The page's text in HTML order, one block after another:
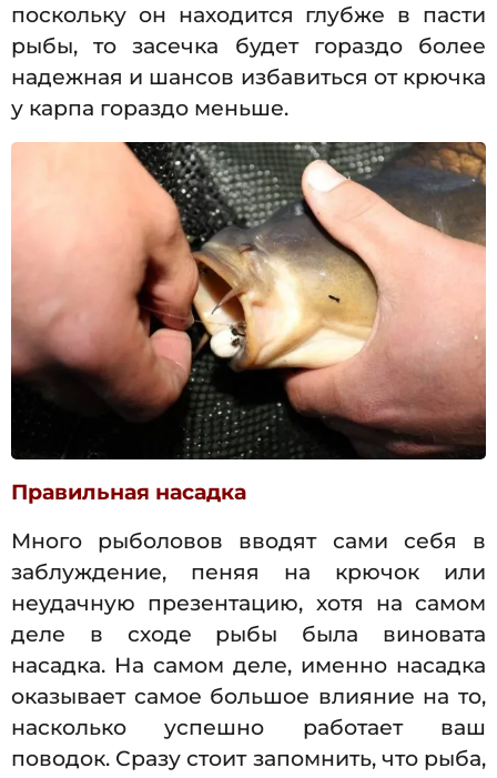
поскольку он находится глубже в пасти
рыбы, то засечка будет гораздо более
надежная и шансов избавиться от крючка
у карпа гораздо меньше.
Правильная насадка
Много рыболовов вводят сами себя в
заблуждение, пеняя на крючок или
неудачную презентацию, хотя на самом
деле в сходе рыбы была виновата
насадка. На самом деле, именно насадка
оказывает самое большое влияние на то,
насколько успешно работает ваш
поводок. Сразу стоит запомнить, что рыба,